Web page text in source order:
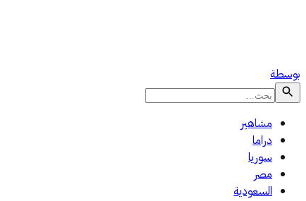
بوسطة
مشاهير
دراما
سوريا
مصر
السعودية